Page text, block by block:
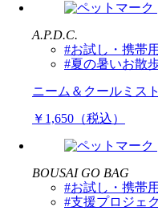
A.P.D.C.
#お試し・携帯用
#夏の暑いお散
ニーム＆クールミス
￥1,650（税込）
BOUSAI GO BAG
#お試し・携帯用
#支援プロジェ